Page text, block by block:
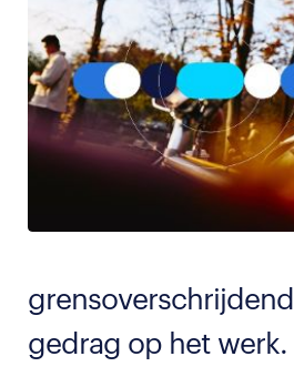
grensoverschrijdend
gedrag op het werk.